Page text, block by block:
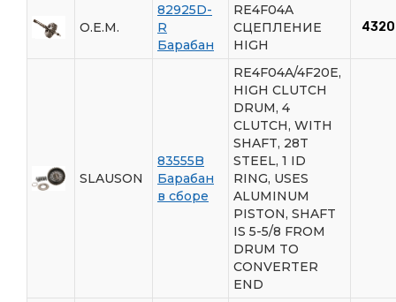
O.E.M.
82925D-
R
Барабан
RE4F04A
СЦЕПЛЕНИЕ
HIGH
4320
SLAUSON
83555B
Барабан
в сборе
RE4F04A/4F20E,
HIGH CLUTCH
DRUM, 4
CLUTCH, WITH
SHAFT, 28T
STEEL, 1 ID
RING, USES
ALUMINUM
PISTON, SHAFT
IS 5-5/8 FROM
DRUM TO
CONVERTER
END